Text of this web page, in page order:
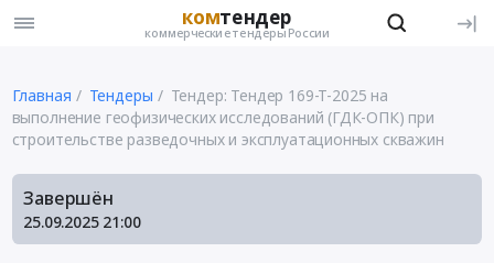
комтендер
коммерческие тендеры России
Главная Тендеры
Тендер: Тендер 169-Т-2025 на
выполнение геофизических исследований (ГДК-ОПК) при
строительстве разведочных и эксплуатационных скважин
Завершён
25.09.2025 21:00